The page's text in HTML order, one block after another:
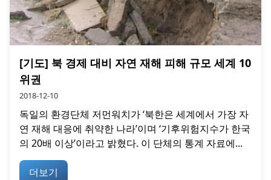
[기도] 북 경제 대비 자연 재해 피해 규모 세계 10
위권
2018-12-10
독일의 환경단체 저먼워치가 ‘북한은 세계에서 가장 자
연 재해 대응에 취약한 나라’이며 ‘기후위험지수가 한국
의 20배 이상’이라고 밝혔다. 이 단체의 통계 자료에...
더보기